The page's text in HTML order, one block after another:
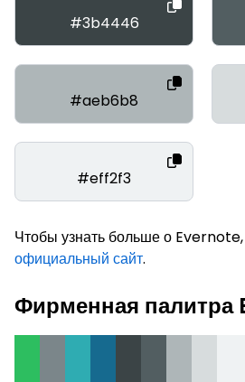
#3b4446
#aeb6b8
#eff2f3
Чтобы узнать больше о Evernote,
официальный сайт.
Фирменная палитра